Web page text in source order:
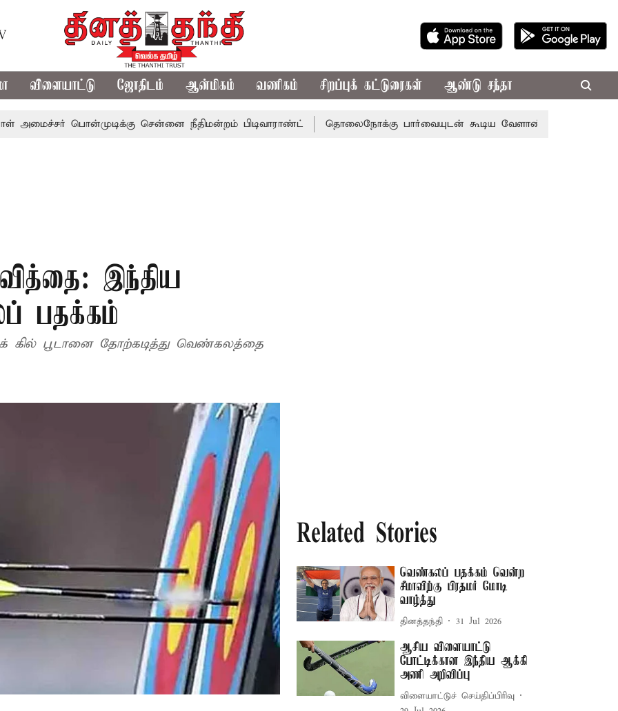
விளையாட்டு ஜோதிடம் ஆன்மிகம் வணிகம் சிறப்புக் கட்டுரைகள் ஆண்டு சந்தா
பொன்முடிக்கு சென்னை நீதிமன்றம் பிடிவாராண்ட் தொலைநோக்கு பார்வையுடன் கூடிய வேளாண் பட்ஜெட்: முதல்-
இந்திய
பதக்கம்
கில் பூடானை தோற்கடித்து வெண்கலத்தை
Related Stories
வெண்கலப் பதக்கம் வென்ற
சீமாவிற்கு பிரதமர் மோடி
வாழ்த்து
தினத்தந்தி 31 Jul 2026
ஆசிய விளையாட்டு
போட்டிக்கான இந்திய ஆக்கி
அணி அறிவிப்பு
விளையாட்டுச் செய்திப்பிரிவு